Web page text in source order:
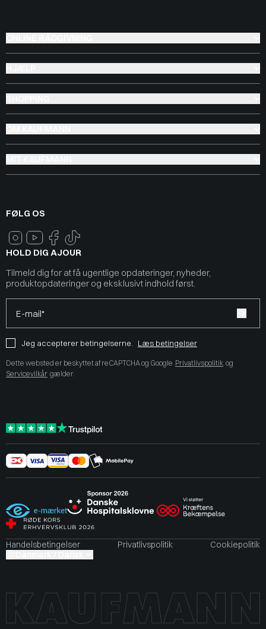
FØLG OS
HOLD DIG AJOUR
Tilmeld dig for at få ugentlige opdateringer, nyheder,
produktopdateringer og eksklusivt indhold først.
E-mail*
Jeg accepterer betingelserne. Læs betingelser
Dette websted er beskyttet af reCAPTCHA og Google Privatlivspolitik og
Servicevilkår gælder.
Handelsbetingelser Privatlivspolitik
Cookiepolitik